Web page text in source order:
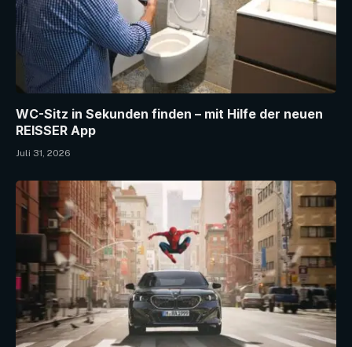
WC-Sitz in Sekunden finden – mit Hilfe der neuen
REISSER App
Juli 31, 2026